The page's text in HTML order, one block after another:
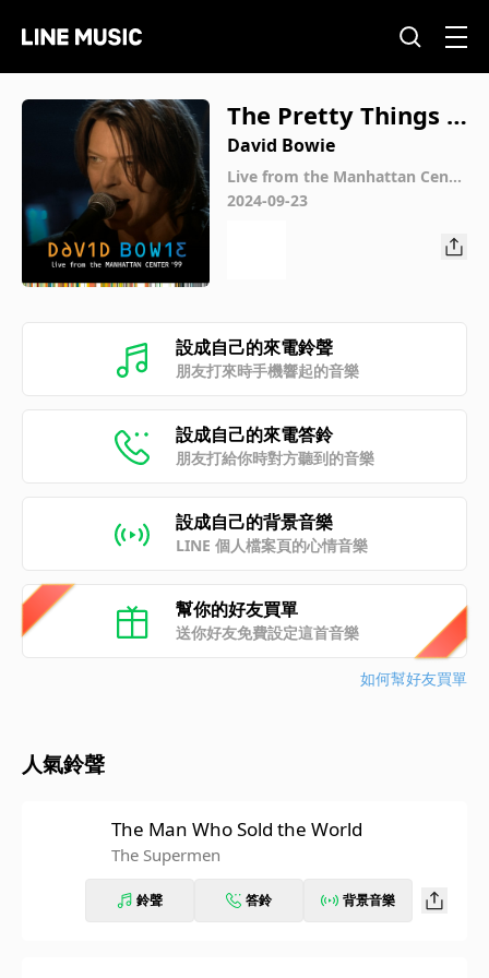
The Pretty Things A
re Going To Hell (Liv
e from the Manhatt
an Center, '99)
David Bowie
Live from the Manhattan Cente
r, '99 E.P.
2024-09-23
設成自己的來電鈴聲
朋友打來時手機響起的音樂
設成自己的來電答鈴
朋友打給你時對方聽到的音樂
設成自己的背景音樂
LINE 個人檔案頁的心情音樂
幫你的好友買單
送你好友免費設定這首音樂
如何幫好友買單
人氣鈴聲
The Man Who Sold the World
The Supermen
鈴聲 答鈴 背景音樂